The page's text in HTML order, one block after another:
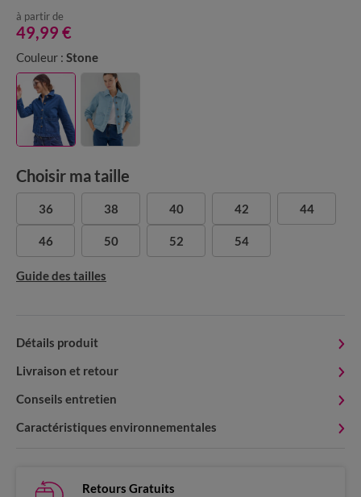
à partir de
49,99 €
Couleur : Stone
Choisir ma taille
36 38 40 42 44
46 50 52 54
Guide des tailles
Détails produit
Livraison et retour
Conseils entretien
Caractéristiques environnementales
Retours Gratuits